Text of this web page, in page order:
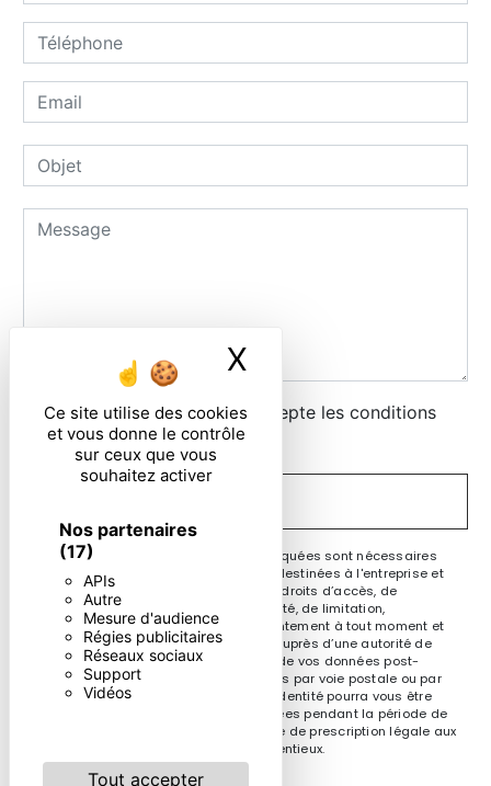
Ce site utilise des cookies
et vous donne le contrôle
sur ceux que vous
souhaitez activer
Nos partenaires
(17)
APIs
Autre
Mesure d'audience
Régies publicitaires
Réseaux sociaux
Support
Vidéos
Tout accepter
X
En cochant cette case, j'accepte les conditions
particulières ci-dessous **
** Les données personnelles communiquées sont nécessaires
aux fins de vous contacter. Elles sont destinées à l'entreprise et
ses sous-traitants. Vous disposez de droits d’accès, de
rectification, d’effacement, de portabilité, de limitation,
d’opposition, de retrait de votre consentement à tout moment et
du droit d’introduire une réclamation auprès d’une autorité de
contrôle, ainsi que d’organiser le sort de vos données post-
mortem. Vous pouvez exercer ces droits par voie postale ou par
courrier électronique. Un justificatif d'identité pourra vous être
demandé. Nous conservons vos données pendant la période de
prise de contact puis pendant la durée de prescription légale aux
fins probatoire et de gestion des contentieux.